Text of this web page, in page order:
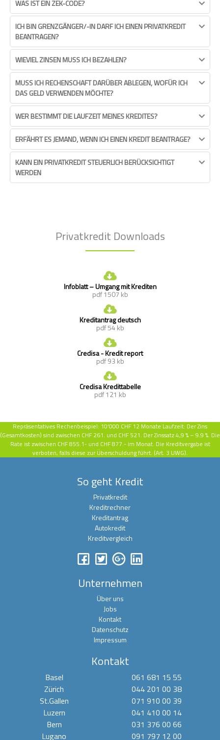
WAS IST EIN ZEK-CODE?
ICH BIN GRENZGÄNGER/-IN DARF ICH EINEN PRIVATKREDIT
BEANTRAGEN?
WIEVIEL ZINSEN MUSS ICH BEZAHLEN?
MUSS ICH RECHENSCHAFT DARÜBER ABLEGEN, WOFÜR ICH
DAS GELD VERWENDEN MÖCHTE?
WER BESTIMMT DIE LAUFZEIT MEINES KREDITES?
ERFÄHRT ES JEMAND, WENN ICH EINEN KREDIT BEANTRAGE?
KANN EIN PRIVATKREDIT STEUERLICH BERÜCKSICHTIGT
WERDEN
Privatkredit Downloads
Infoblatt – Umgang mit Krediten
pdf 1507 kb
Kreditantrag deutsch
pdf 54 kb
Credisa - Kredit report
pdf 93 kb
Credisa Kredittabelle
pdf 121 kb
Repräsentatives Rechenbeispiel: 10‘000 CHF 12 Monate Laufzeit: Der Zins
(Gesamtkosten) sind zwischen CHF 261. und CHF 521. Der Zinssatz4,9 % – 9.9 %. Die
Rate ist zwischen CHF 855.1- und CHF 877.- im Monat. Die Kreditvergabe ist
verboten, falls diese zur Überschuldung führt. (Art. 3 UWG).
So geht Kredit
Privatkredit
Kreditrechner
Kreditantrag
Autokredit
Kreditvergleich
Unternehmen
Über uns
Jobs
Kontakt
Datenschutz
Impressum
Kontakt
Basel
061 681 15 55
Zürich
044 201 00 38
St.Gallen
071 910 00 39
Luzern
041 410 00 14
Bern
031 376 00 66
Lugano
091 797 12 00